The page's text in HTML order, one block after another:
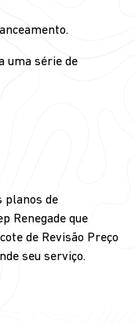
uma série de
planos de
Renegade que
de Revisão Preço
seu serviço.